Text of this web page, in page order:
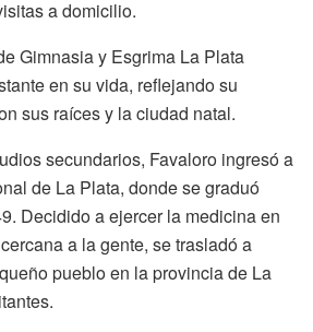
a domicilio.
Gimnasia y Esgrima La Plata
en su vida, reflejando su
sus raíces y la ciudad natal.
secundarios, Favaloro ingresó a
de La Plata, donde se graduó
Decidido a ejercer la medicina en
a la gente, se trasladó a
pueblo en la provincia de La